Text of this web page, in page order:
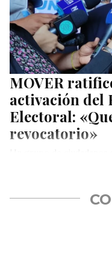
MOVER
activación del
Electoral:
revocatorio»